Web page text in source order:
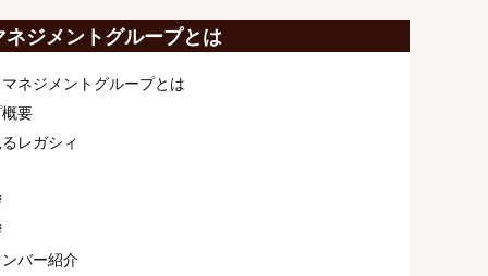
ネジメントグループとは
ネジメントグループとは
要
レガシィ
バー紹介